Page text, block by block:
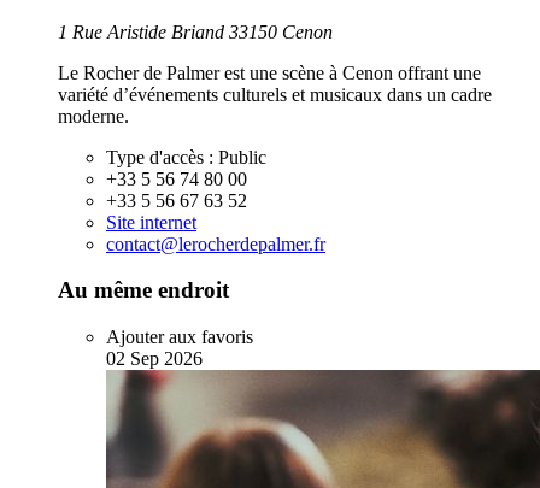
1 Rue Aristide Briand 33150 Cenon
Le Rocher de Palmer est une scène à Cenon offrant une
variété d’événements culturels et musicaux dans un cadre
moderne.
Type d'accès : Public
+33 5 56 74 80 00
+33 5 56 67 63 52
Site internet
contact@lerocherdepalmer.fr
Au même endroit
Ajouter aux favoris
02 Sep 2026